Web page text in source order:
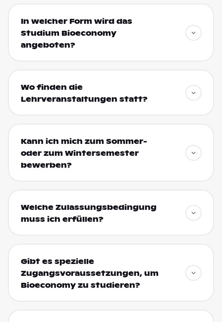
In welcher Form wird das
Studium Bioeconomy
angeboten?
Wo finden die
Lehrveranstaltungen statt?
Kann ich mich zum Sommer-
oder zum Wintersemester
bewerben?
Welche Zulassungsbedingung
muss ich erfüllen?
Gibt es spezielle
Zugangsvoraussetzungen, um
Bioeconomy zu studieren?